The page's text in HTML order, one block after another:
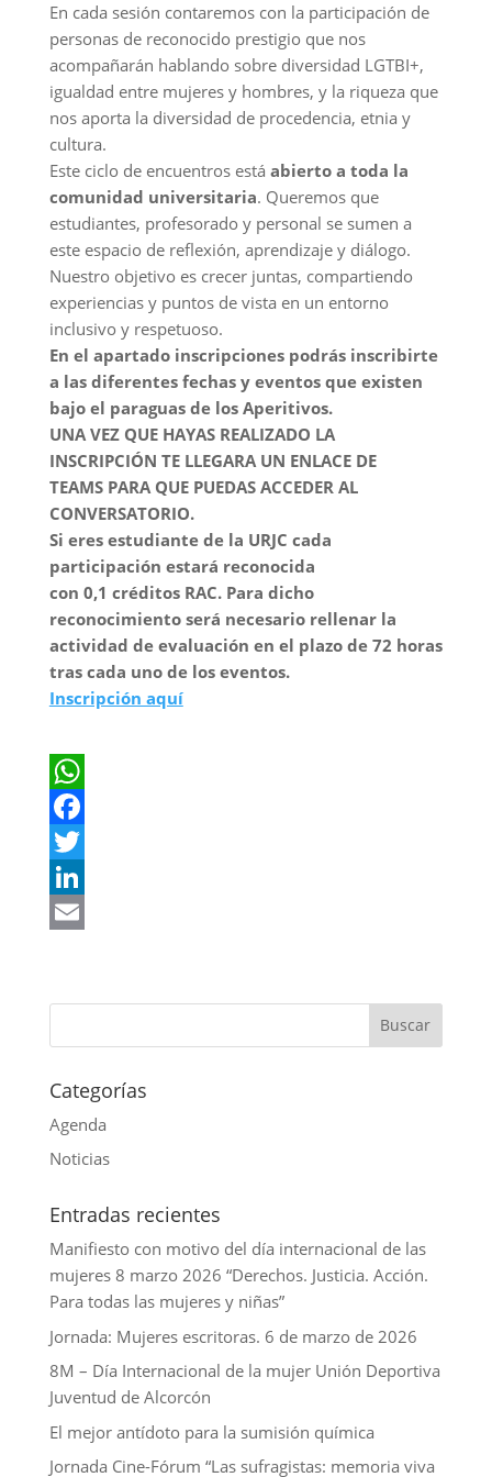
En cada sesión contaremos con la participación de
personas de reconocido prestigio que nos
acompañarán hablando sobre diversidad LGTBI+,
igualdad entre mujeres y hombres, y la riqueza que
nos aporta la diversidad de procedencia, etnia y
cultura.
Este ciclo de encuentros está abierto a toda la
comunidad universitaria. Queremos que
estudiantes, profesorado y personal se sumen a
este espacio de reflexión, aprendizaje y diálogo.
Nuestro objetivo es crecer juntas, compartiendo
experiencias y puntos de vista en un entorno
inclusivo y respetuoso.
En el apartado inscripciones podrás inscribirte
a las diferentes fechas y eventos que existen
bajo el paraguas de los Aperitivos.
UNA VEZ QUE HAYAS REALIZADO LA
INSCRIPCIÓN TE LLEGARA UN ENLACE DE
TEAMS PARA QUE PUEDAS ACCEDER AL
CONVERSATORIO.
Si eres estudiante de la URJC cada
participación estará reconocida
con 0,1 créditos RAC. Para dicho
reconocimiento será necesario rellenar la
actividad de evaluación en el plazo de 72 horas
tras cada uno de los eventos.
Inscripción aquí
W
h
a
p
F
a
c
o
k
T
w
e
r
L
e
d
I
n
i
lCategorías
Agenda
Noticias
Entradas recientes
Manifiesto con motivo del día internacional de las
mujeres 8 marzo 2026 “Derechos. Justicia. Acción.
Para todas las mujeres y niñas”
Jornada: Mujeres escritoras. 6 de marzo de 2026
8M – Día Internacional de la mujer Unión Deportiva
Juventud de Alcorcón
El mejor antídoto para la sumisión química
Jornada Cine-Fórum “Las sufragistas: memoria viva